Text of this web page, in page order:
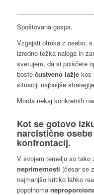
Spoštovana gospa.
Vzgajati otroka z osebo, s
izredno težka naloga in
svetujem, da si poiščete
bostečustveno lažjekos
situaciji najboljše
Morda nekaj konkretnih
Kot se gotovo
narcističneosebe
konfrontacij.
V svojem temelju so tako
neprimernosti (česar se
najmanjšo kritiko lahko
popolnoma